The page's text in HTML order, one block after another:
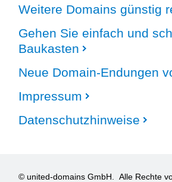
Weitere Domains günstig
Gehen Sie einfach und
Baukasten
Neue Domain-Endungen
Impressum
Datenschutzhinweise
© united-domains GmbH. Alle Rechte